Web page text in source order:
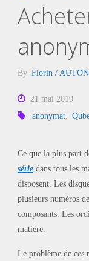
By Florin /
21 mai 2019
anonymat,
Ce que la plus part
sériedans tous les
disposent. Les
plusieurs numéros
composants. Les
matière.
Le problème de ces